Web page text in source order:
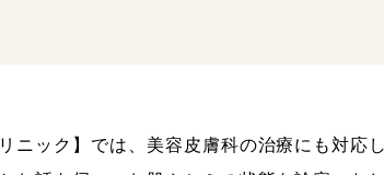
ニック】では、美容皮膚科の治療にも対応